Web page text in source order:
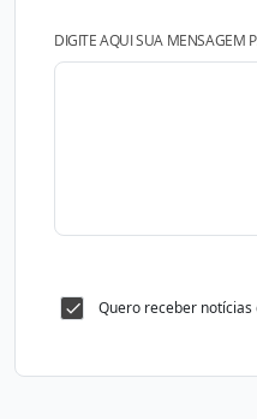
DIGITE AQUI SUA MENSAGEM
Quero receber notícias